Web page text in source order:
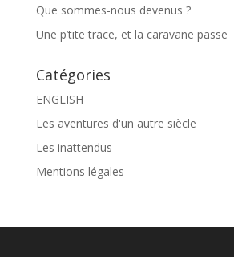
Que sommes-nous devenus ?
Une p’tite trace, et la caravane passe
Catégories
ENGLISH
Les aventures d'un autre siècle
Les inattendus
Mentions légales